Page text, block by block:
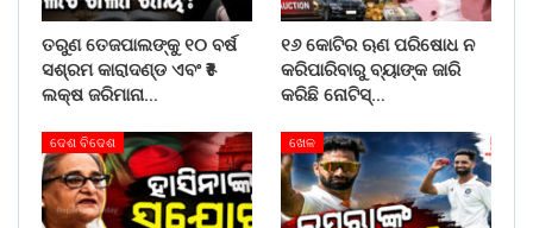
ତରୁଣ ତେଜପାଲଙ୍କୁ ୧୦ ବର୍ଷ
ସଶ୍ରମ କାରାଦଣ୍ଡ ଏବଂ ₹୫
ଲକ୍ଷ ଜରିମାନା…
୧୬ କୋଟିର ଋଣ ପରିଷୋଧ ନ
କରିପାରିବାରୁ ବ୍ୟାଙ୍କ ଜାରି
କରିଛି ନୋଟିସ୍…
ଦେଶ ବିଦେଶ ଖେଳ